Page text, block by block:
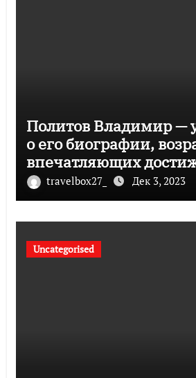
Политов Владимир —
о его биографии,
впечатляющих
travelbox27_ Дек 3, 2023
Uncategorised